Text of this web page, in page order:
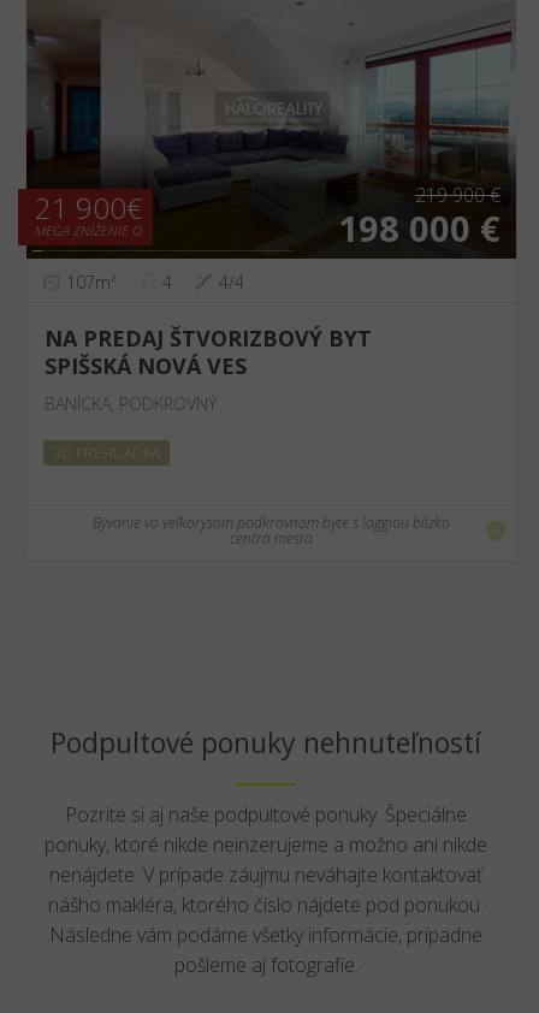
21 900€
MEGA ZNÍŽENIE O
219 900 €
198 000 €
107m² 4 4/4
NA PREDAJ ŠTVORIZBOVÝ BYT
SPIŠSKÁ NOVÁ VES
BANÍCKA, PODKROVNÝ
3D PREHLIADKA
Bývanie vo veľkorysom podkrovnom byte s loggiou blízko
centra mesta
Podpultové ponuky nehnuteľností
Pozrite si aj naše podpultové ponuky. Špeciálne
ponuky, ktoré nikde neinzerujeme a možno ani nikde
nenájdete. V prípade záujmu neváhajte kontaktovať
nášho makléra, ktorého číslo nájdete pod ponukou.
Následne vám podáme všetky informácie, prípadne
pošleme aj fotografie.